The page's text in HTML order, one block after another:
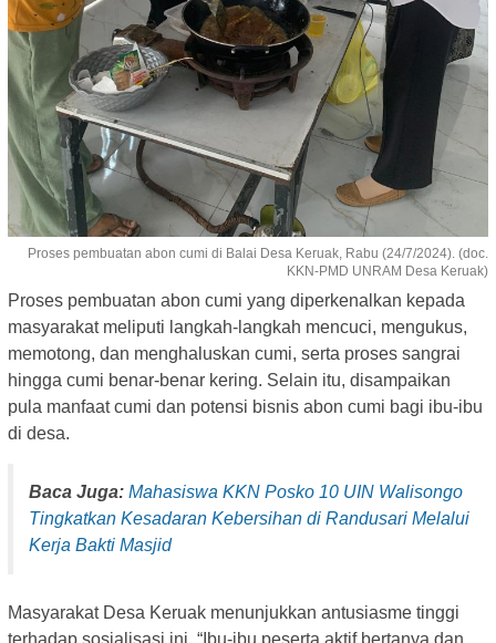
Proses pembuatan abon cumi di Balai Desa Keruak, Rabu (24/7/2024). (doc.
KKN-PMD UNRAM Desa Keruak)
Proses pembuatan abon cumi yang diperkenalkan kepada
masyarakat meliputi langkah-langkah mencuci, mengukus,
memotong, dan menghaluskan cumi, serta proses sangrai
hingga cumi benar-benar kering. Selain itu, disampaikan
pula manfaat cumi dan potensi bisnis abon cumi bagi ibu-ibu
di desa.
Baca Juga: Mahasiswa KKN Posko 10 UIN Walisongo
Tingkatkan Kesadaran Kebersihan di Randusari Melalui
Kerja Bakti Masjid
Masyarakat Desa Keruak menunjukkan antusiasme tinggi
terhadap sosialisasi ini. “Ibu-ibu peserta aktif bertanya dan